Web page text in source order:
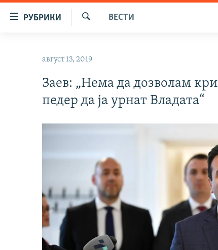
РУБРИКИ
ВИЗУЕЛНО
ВЕСТИ
август 13, 2019
Заев: „Нема да дозволам
педер да ја урнат Владата“